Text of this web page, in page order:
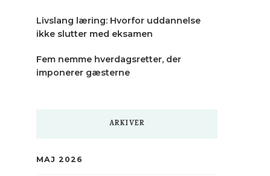
Livslang læring: Hvorfor uddannelse
ikke slutter med eksamen
Fem nemme hverdagsretter, der
imponerer gæsterne
ARKIVER
MAJ 2026